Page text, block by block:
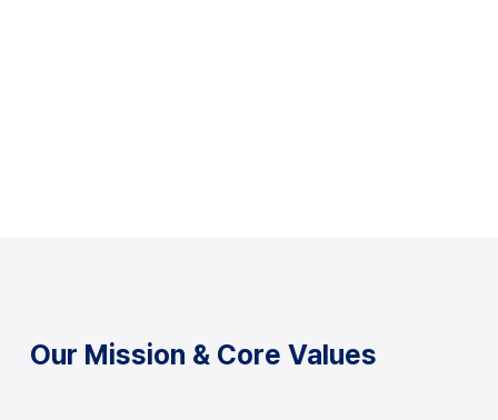
Our Mission & Core Values